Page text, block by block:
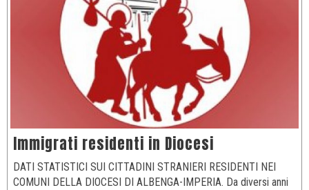
Immigrati residenti in Diocesi
DATI STATISTICI SUI CITTADINI STRANIERI RESIDENTI NEI
COMUNI DELLA DIOCESI DI ALBENGA-IMPERIA. Da diversi anni